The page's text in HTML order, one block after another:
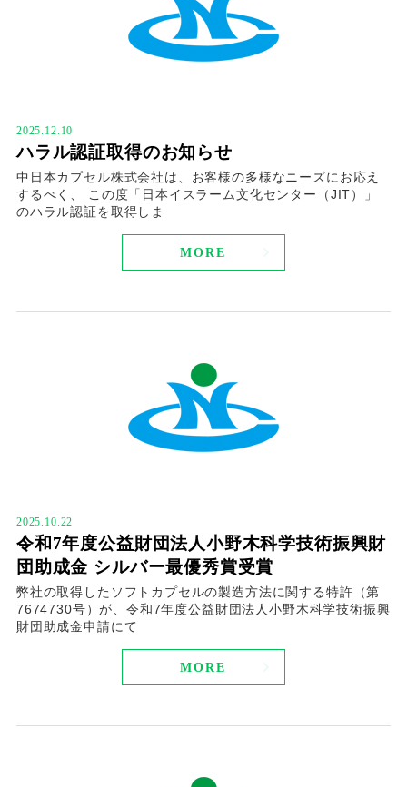
2025.12.10
ハラル認証取得のお知らせ
中日本カプセル株式会社は、お客様の多様なニーズにお応え
するべく、 この度「日本イスラーム文化センター（JIT）」
のハラル認証を取得しま
MORE
2025.10.22
令和7年度公益財団法人小野木科学技術振興財
団助成金 シルバー最優秀賞受賞
弊社の取得したソフトカプセルの製造方法に関する特許（第
7674730号）が、令和7年度公益財団法人小野木科学技術振興
財団助成金申請にて
MORE